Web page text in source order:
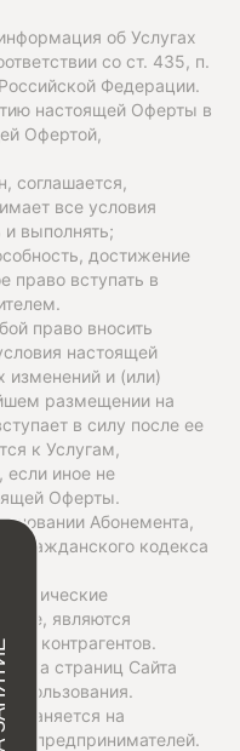
об Услугах
со ст. 435, п.
Федерации.
настоящей Оферты в
Офертой,
соглашается,
все условия
выполнять;
достижение
право вступать в
право вносить
настоящей
и (или)
размещении на
в силу после ее
к Услугам,
иное не
Оферты.
Абонемента,
Гражданского кодекса
являются
контрагентов.
страниц Сайта
на
предпринимателей.